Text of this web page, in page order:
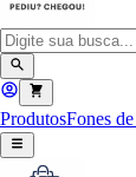
ProdutosFones